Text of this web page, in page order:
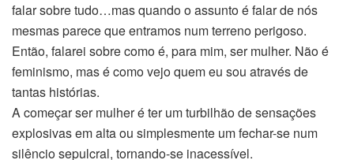
falar sobre tudo…mas quando o assunto é falar de nós
mesmas parece que entramos num terreno perigoso.
Então, falarei sobre como é, para mim, ser mulher. Não é
feminismo, mas é como vejo quem eu sou através de
tantas histórias.
A começar ser mulher é ter um turbilhão de sensações
explosivas em alta ou simplesmente um fechar-se num
silêncio sepulcral, tornando-se inacessível.